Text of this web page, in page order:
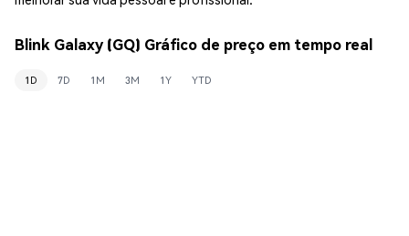
Blink Galaxy (GQ) Gráfico de preço em tempo real
1D 7D 1M 3M 1Y YTD